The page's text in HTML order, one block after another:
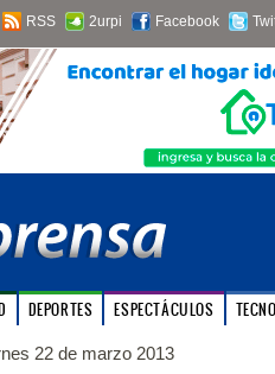
RSS 2urpi Facebook
DEPORTES ESPECTÁCULOS
22 de marzo 2013